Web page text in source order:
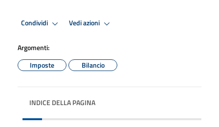
Condividi Vedi azioni
Argomenti:
Imposte
Bilancio
INDICE DELLA PAGINA